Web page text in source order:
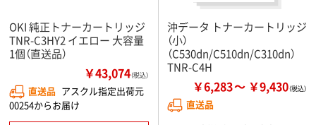
OKI 純正トナーカートリッジ
TNR-C3HY2 イエロー 大容量
1個（直送品）
￥43,074（税込）
直送品 アスクル指定出荷元
00254からお届け
沖データ トナーカートリッジ
（小）
（C530dn/C510dn/C310dn）
TNR-C4H
￥6,283 ￥9,430
直送品